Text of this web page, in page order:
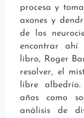
procesa y
axones y
de los
encontrar ahí
libro, Roger
resolver, el
libre
años como
análisis de